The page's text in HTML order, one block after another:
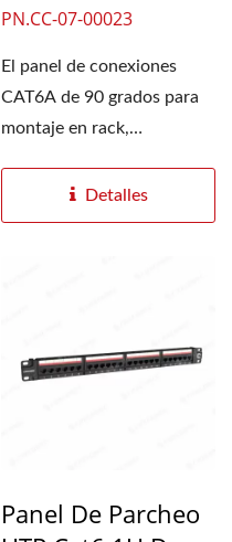
PN.CC-07-00023
El panel de conexiones
CAT6A de 90 grados para
montaje en rack,
Detalles
Panel De Parcheo